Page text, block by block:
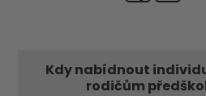
Kdy nabídnout
rodičům